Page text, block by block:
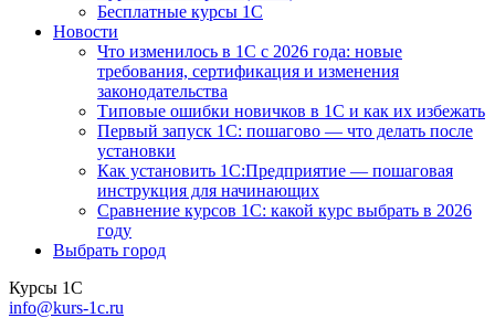
Бесплатные курсы 1С
Новости
Что изменилось в 1С с 2026 года: новые
требования, сертификация и изменения
законодательства
Типовые ошибки новичков в 1С и как их избежать
Первый запуск 1С: пошагово — что делать после
установки
Как установить 1С:Предприятие — пошаговая
инструкция для начинающих
Сравнение курсов 1С: какой курс выбрать в 2026
году
Выбрать город
Курсы 1С
info@kurs-1c.ru